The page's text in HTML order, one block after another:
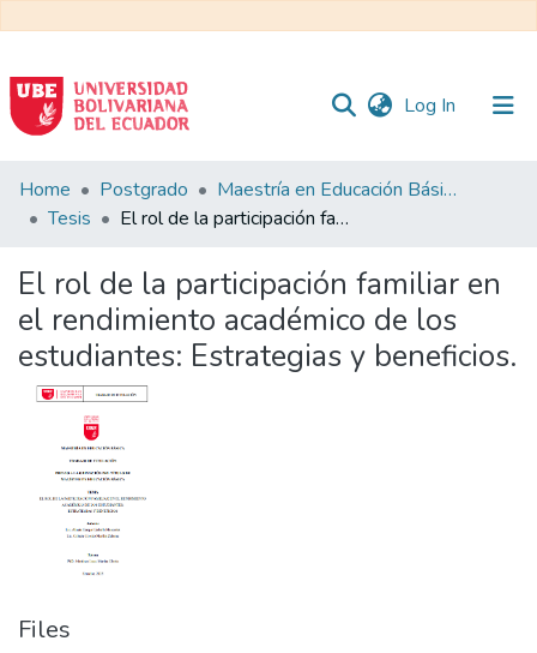
Log In (current)
Communities
&
All of DSpace
Statistics
Home Postgrado
Maestría en Educación Básica
Tesis
El rol de la participación familiar en el rendimiento académico de los estudiantes: Estrategias y beneficios.
El rol de la participación familiar en
el rendimiento académico de los
estudiantes: Estrategias y beneficios.
Files